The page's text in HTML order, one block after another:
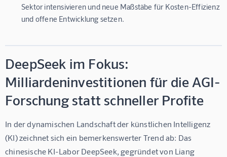
Sektor intensivieren und neue Maßstäbe für Kosten-Effizienz
und offene Entwicklung setzen.
DeepSeek im Fokus:
Milliardeninvestitionen für die AGI-
Forschung statt schneller Profite
In der dynamischen Landschaft der künstlichen Intelligenz
(KI) zeichnet sich ein bemerkenswerter Trend ab: Das
chinesische KI-Labor DeepSeek, gegründet von Liang